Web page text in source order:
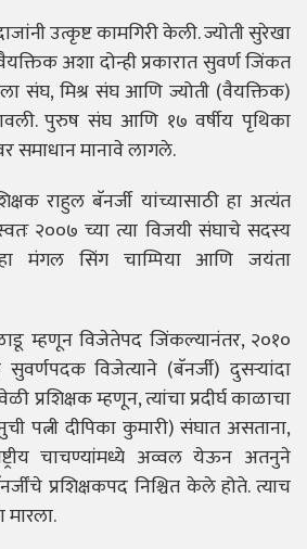
उत्कृष्ट कामगिरी केली. ज्योती सुरेखा
अशा दोन्ही प्रकारात सुवर्ण जिंकत
संघ, मिश्र संघ आणि ज्योती (वैयक्तिक)
पुरुष संघ आणि १७ वर्षीय पृथिका
समाधान मानावे लागले.
राहुल बॅनर्जी यांच्यासाठी हा अत्यंत
२००७ च्या त्या विजयी संघाचे सदस्य
मंगल सिंग चाम्पिया आणि जयंता
म्हणून विजेतेपद जिंकल्यानंतर, २०१०
विजेत्याने (बॅनर्जी) दुसऱ्यांदा
प्रशिक्षक म्हणून, त्यांचा प्रदीर्घ काळाचा
पत्नी दीपिका कुमारी) संघात असताना,
चाचण्यांमध्ये अव्वल येऊन अतनुने
प्रशिक्षकपद निश्चित केले होते. त्याच